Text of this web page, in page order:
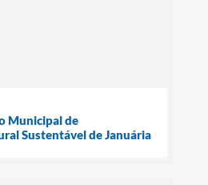
Municipal de
Sustentável de Januária